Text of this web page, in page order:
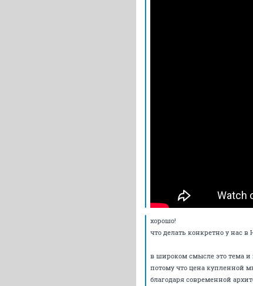
хорошо!
что делать конкретно у нас
в широком смысле это тема
потому что цена купленной
благодаря современной